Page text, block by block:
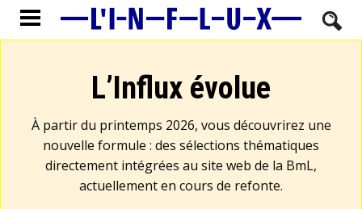
L’Influx évolue
À partir du printemps 2026, vous découvrirez une
nouvelle formule : des sélections thématiques
directement intégrées au site web de la BmL,
actuellement en cours de refonte.